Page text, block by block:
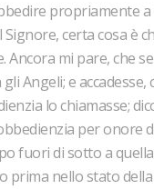
propriamente a
certa cosa è
mi pare, che
Angeli; e accadesse,
lo chiamasse;
per onore
fuori di sotto a
prima nello stato